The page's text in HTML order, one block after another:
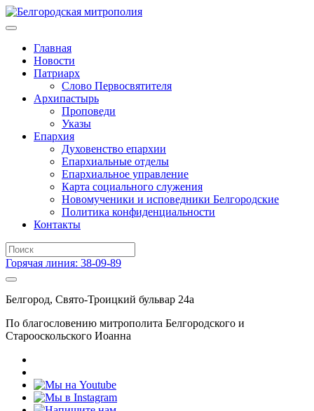
Главная
Новости
Патриарх
Слово Первосвятителя
Архипастырь
Проповеди
Указы
Епархия
Духовенство епархии
Епархиальные отделы
Епархиальное управление
Карта социального служения
Новомученики и исповедники Белгородские
Политика конфиденциальности
Контакты
Горячая линия: 38-09-89
Белгород, Свято-Троицкий бульвар 24а
По благословению митрополита Белгородского и
Старооскольского Иоанна